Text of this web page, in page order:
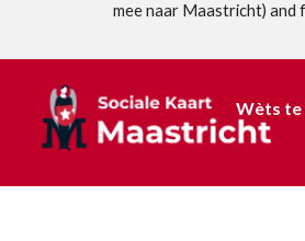
mee naar Maastricht) and
Wèts te